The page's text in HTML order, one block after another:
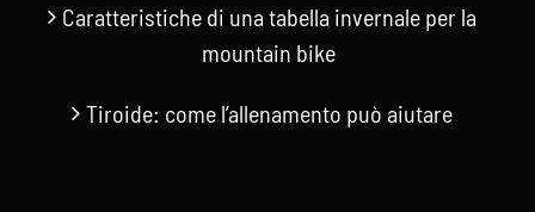
Caratteristiche di una tabella invernale per la
mountain bike
Tiroide: come l’allenamento può aiutare